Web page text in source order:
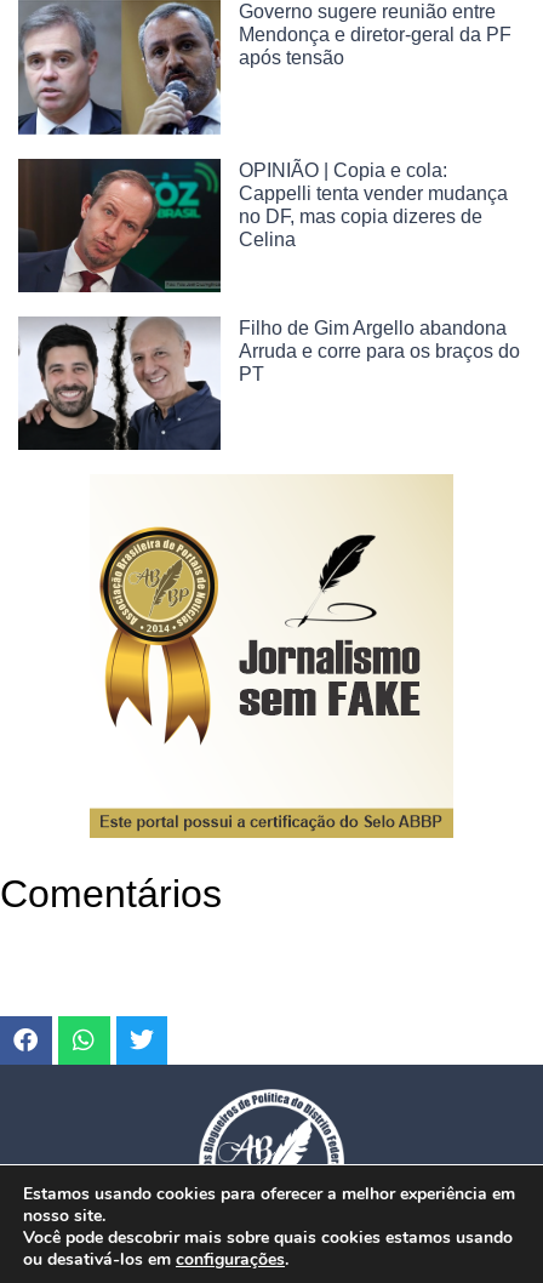
Governo sugere reunião entre
Mendonça e diretor-geral da PF
após tensão
OPINIÃO | Copia e cola:
Cappelli tenta vender mudança
no DF, mas copia dizeres de
Celina
Filho de Gim Argello abandona
Arruda e corre para os braços do
PT
Comentários
Estamos usando cookies para oferecer a melhor experiência em
nosso site.
Você pode descobrir mais sobre quais cookies estamos usando
ou desativá-los em configurações.